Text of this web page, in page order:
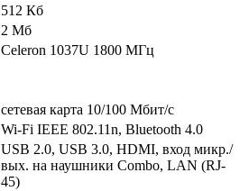
512 Кб
2 Мб
Celeron 1037U 1800 МГц
сетевая карта 10/100 Мбит/c
Wi-Fi IEEE 802.11n, Bluetooth 4.0
USB 2.0, USB 3.0, HDMI, вход микр./
вых. на наушники Combo, LAN (RJ-
45)